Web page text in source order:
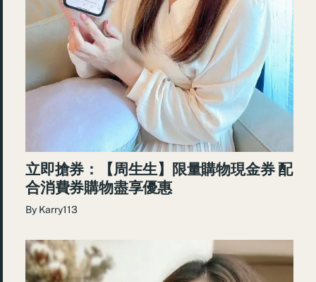
立即搶券：【周生生】限量購物現金券 配
合消費券購物盡享優惠
By Karry113